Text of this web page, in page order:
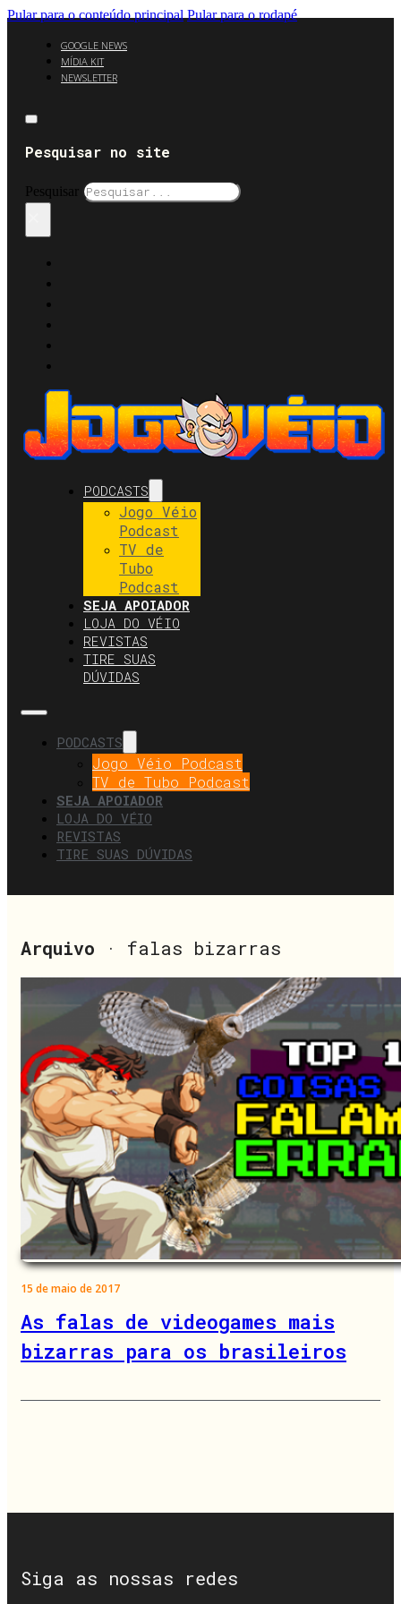
Pular para o conteúdo principal Pular para o rodapé
GOOGLE NEWS
MÍDIA KIT
NEWSLETTER
Pesquisar no site
Pesquisar
PODCASTS
Jogo Véio
Podcast
TV de
Tubo
Podcast
SEJA APOIADOR
LOJA DO VÉIO
REVISTAS
TIRE SUAS
DÚVIDAS
PODCASTS
Jogo Véio Podcast
TV de Tubo Podcast
SEJA APOIADOR
LOJA DO VÉIO
REVISTAS
TIRE SUAS DÚVIDAS
Arquivo · falas bizarras
15 de maio de 2017
As falas de videogames mais
bizarras para os brasileiros
Siga as nossas redes